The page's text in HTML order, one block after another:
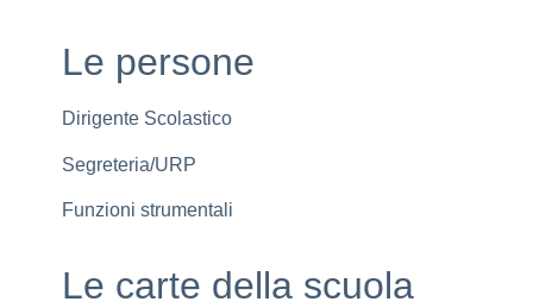
Le persone
Dirigente Scolastico
Segreteria/URP
Funzioni strumentali
Le carte della scuola